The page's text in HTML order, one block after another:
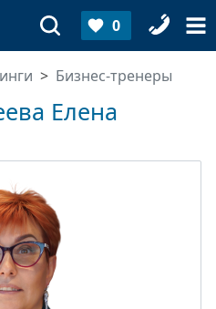
0
Бизнес-тренеры
Елена